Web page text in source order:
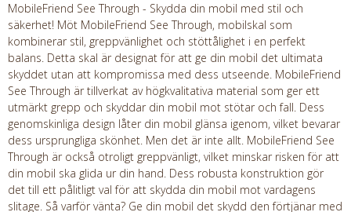
MobileFriend See Through - Skydda din mobil med stil och
säkerhet! Möt MobileFriend See Through, mobilskal som
kombinerar stil, greppvänlighet och stöttålighet i en perfekt
balans. Detta skal är designat för att ge din mobil det ultimata
skyddet utan att kompromissa med dess utseende. MobileFriend
See Through är tillverkat av högkvalitativa material som ger ett
utmärkt grepp och skyddar din mobil mot stötar och fall. Dess
genomskinliga design låter din mobil glänsa igenom, vilket bevarar
dess ursprungliga skönhet. Men det är inte allt. MobileFriend See
Through är också otroligt greppvänligt, vilket minskar risken för att
din mobil ska glida ur din hand. Dess robusta konstruktion gör
det till ett pålitligt val för att skydda din mobil mot vardagens
slitage. Så varför vänta? Ge din mobil det skydd den förtjänar med